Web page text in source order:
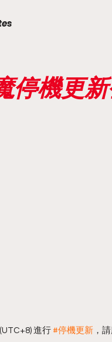
停機更
進行 #停機更新 ，